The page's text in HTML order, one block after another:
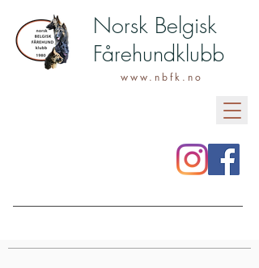
Norsk Belgisk
Fårehundklubb
www.nbfk.no